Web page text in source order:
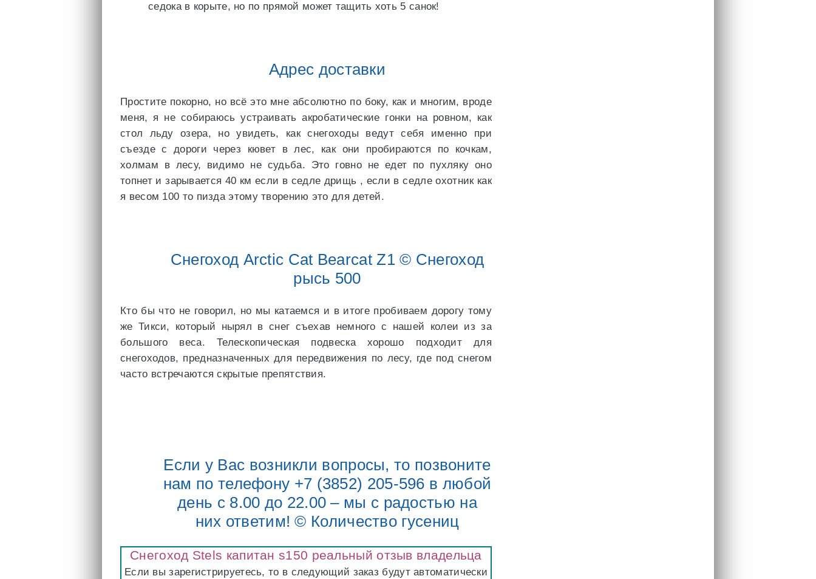
седока в корыте, но по прямой может тащить хоть 5 санок!
Адрес доставки
Простите покорно, но всё это мне абсолютно по боку, как и многим, вроде
меня, я не собираюсь устраивать акробатические гонки на ровном, как
стол льду озера, но увидеть, как снегоходы ведут себя именно при
съезде с дороги через кювет в лес, как они пробираются по кочкам,
холмам в лесу, видимо не судьба. Это говно не едет по пухляку оно
топнет и зарывается 40 км если в седле дрищь , если в седле охотник как
я весом 100 то пизда этому творению это для детей.
Снегоход Arctic Cat Bearcat Z1 © Снегоход
рысь 500
Кто бы что не говорил, но мы катаемся и в итоге пробиваем дорогу тому
же Тикси, который нырял в снег съехав немного с нашей колеи из за
большого веса. Телескопическая подвеска хорошо подходит для
снегоходов, предназначенных для передвижения по лесу, где под снегом
часто встречаются скрытые препятствия.
Если у Вас возникли вопросы, то позвоните
нам по телефону +7 (3852) 205-596 в любой
день с 8.00 до 22.00 – мы с радостью на
них ответим! © Количество гусениц
Снегоход Stels капитан s150 реальный отзыв владельца
Если вы зарегистрируетесь, то в следующий заказ будут автоматически